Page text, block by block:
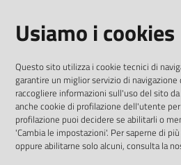
on line
Eventi
Chiedi al
bibliotecario
Avvisi
solo alle condizioni previste
comunitaria 2003/98/CE e dal
SOCIAL
Instagram
Usiamo i cookies
Questo sito utilizza i cookie tecnici di
garantire un miglior servizio di
raccogliere informazioni sull'uso del sito
anche cookie di profilazione dell'utente
profilazione puoi decidere se abilitarli o
'Cambia le impostazioni'. Per saperne di
oppure abilitarne solo alcuni, consulta la